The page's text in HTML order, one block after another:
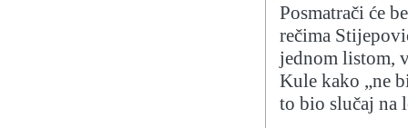
Posmatrači će
rečima
jednom listom,
Kule kako „ne
to bio slučaj na